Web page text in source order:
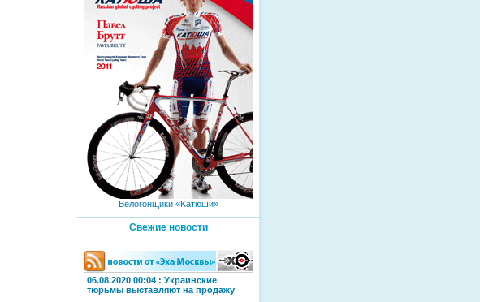
Велогонщики «Kaтюши»
Свежие новости
06.08.2020 00:04 : Украинские
тюрьмы выставляют на продажу